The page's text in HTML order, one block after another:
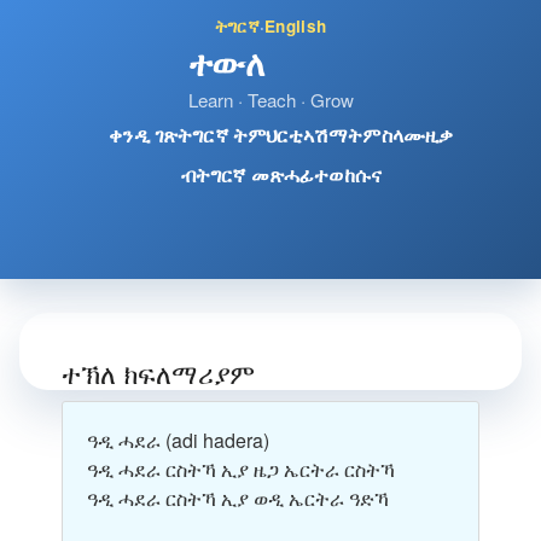
ትግርኛ·English
ተውለ
Learn · Teach · Grow
ቀንዲ ገጽትግርኛ ትምህርቲኣሽማትምስላሙዚቃ
ብትግርኛ መጽሓፊተወከሱና
ተኽለ ክፍለማሪያም
ዓዲ ሓደራ (adi hadera)
ዓዲ ሓደራ ርስትኻ ኢያ ዜጋ ኤርትራ ርስትኻ
ዓዲ ሓደራ ርስትኻ ኢያ ወዲ ኤርትራ ዓድኻ